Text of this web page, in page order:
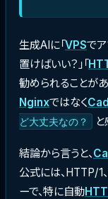
生成AIに「VPSで
置けばいい？」「
勧められることがあ
Nginxではなく
ど大丈夫なの？
結論から言うと、
公式には、HTTP/
ーで、特に自動